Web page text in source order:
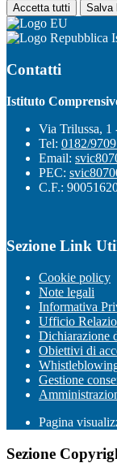
Accetta tutti Salva
Contatti
Istituto
Via Trilussa, 1
Tel: 0182/
Email:
PEC:
C.F.:
Sezione Link
Cookie policy
Note legali
Informativa
Ufficio
Dichiarazione
Obiettivi di
Gestione
Pagina
Sezione